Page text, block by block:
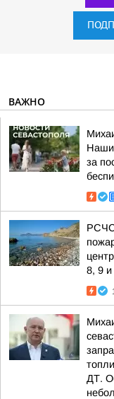
ВАЖНО
Наши
за
РСЧС
8, 9 и
ДТ.